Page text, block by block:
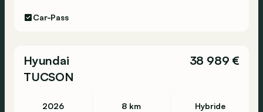
Car-Pass
Hyundai
TUCSON
38 989 €
2026 8 km Hybride